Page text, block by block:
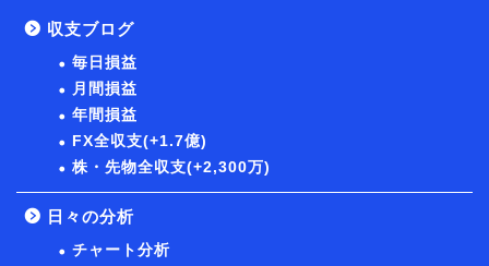
収支ブログ
毎日損益
月間損益
年間損益
FX全収支(+1.7億)
株・先物全収支(+2,300万)
日々の分析
チャート分析